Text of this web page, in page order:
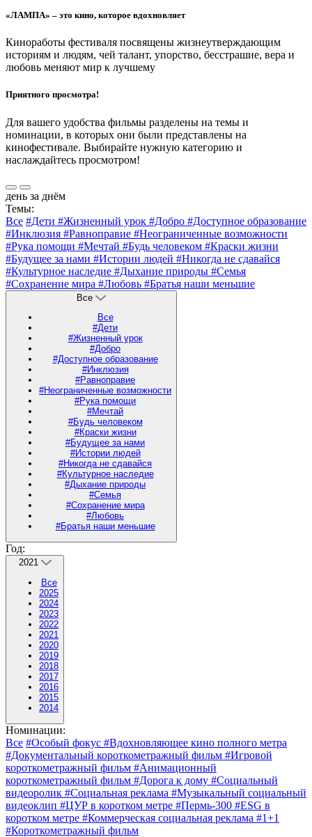
«ЛАМПА» – это кино, которое вдохновляет
Киноработы фестиваля посвящены жизнеутверждающим
историям и людям, чей талант, упорство, бесстрашие, вера и
любовь меняют мир к лучшему
Приятного просмотра!
Для вашего удобства фильмы разделены на темы и
номинации, в которых они были представлены на
кинофестивале. Выбирайте нужную категорию и
наслаждайтесь просмотром!
день за днём
Темы:
Все #Дети #Жизненный урок #Добро #Доступное образование
#Инклюзия #Равноправие #Неограниченные возможности
#Рука помощи #Мечтай #Будь человеком #Краски жизни
#Будущее за нами #Истории людей #Никогда не сдавайся
#Культурное наследие #Дыхание природы #Семья
#Сохранение мира #Любовь #Братья наши меньшие
Все
Все
#Дети
#Жизненный урок
#Добро
#Доступное образование
#Инклюзия
#Равноправие
#Неограниченные возможности
#Рука помощи
#Мечтай
#Будь человеком
#Краски жизни
#Будущее за нами
#Истории людей
#Никогда не сдавайся
#Культурное наследие
#Дыхание природы
#Семья
#Сохранение мира
#Любовь
#Братья наши меньшие
Год:
2021
Все
2025
2024
2023
2022
2021
2020
2019
2018
2017
2016
2015
2014
Номинации:
Все #Особый фокус #Вдохновляющее кино полного метра
#Документальный короткометражный фильм #Игровой
короткометражный фильм #Анимационный
короткометражный фильм #Дорога к дому #Социальный
видеоролик #Социальная реклама #Музыкальный социальный
видеоклип #ЦУР в коротком метре #Пермь-300 #ESG в
коротком метре #Коммерческая социальная реклама #1+1
#Короткометражный фильм